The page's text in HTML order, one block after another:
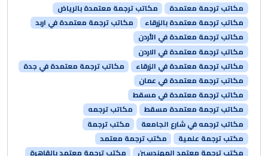
مكاتب ترجمة معتمدة
مكاتب ترجمة معتمدة بالرياض
مكاتب ترجمة معتمدة بالزرقاء
مكاتب ترجمة معتمدة في اربد
مكاتب ترجمة معتمدة في الأردن
مكاتب ترجمة معتمدة في الاردن
مكاتب ترجمة معتمدة في الزرقاء
مكاتب ترجمة معتمدة في جدة
مكاتب ترجمة معتمدة في عمان
مكاتب ترجمة معتمدة في مسقط
مكاتب ترجمة معتمدة مسقط
مكاتب ترجمه
مكاتب ترجمه في شارع الجامعة
مكتب ترجمة
مكتب ترجمة علمية
مكتب ترجمة معتمد
مكتب ترجمة معتمد المهندسين
مكتب ترجمة معتمد بالقاهرة